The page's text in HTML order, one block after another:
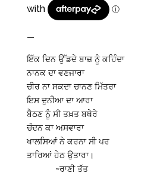
—
ਇੱਕ ਦਿਨ ਉੱਡਦੇ ਬਾਜ਼ ਨੂੰ ਕਹਿੰਦਾ
ਨਾਨਕ ਦਾ ਵਣਜਾਰਾ
ਚੀਰ ਨਾ ਸਕਦਾ ਚਾਨਣ ਮਿੱਤਰਾ
ਇਸ ਦੁਨੀਆ ਦਾ ਆਰਾ
ਬੈਠਣ ਨੂੰ ਸੀ ਤਖ਼ਤ ਬਥੇਰੇ
ਚੰਦਨ ਕਾ ਅਸਵਾਰਾ
ਖਾਲਸਿਆਂ ਨੇ ਕਰਨਾ ਸੀ ਪਰ
ਤਾਰਿਆਂ ਹੇਠ ਉਤਾਰਾ।
~ਰਾਣੀ ਤੱਤ